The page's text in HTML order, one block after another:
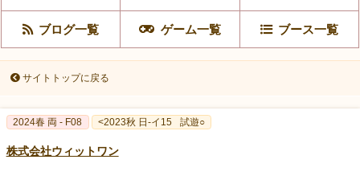
ブログ一覧 ゲーム一覧 ブース一覧
サイトトップに戻る
2024春 両 - F08 <2023秋 日-イ15 試遊○
株式会社ウィットワン